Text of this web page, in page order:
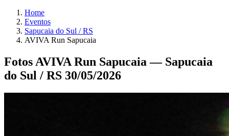
Home
Eventos
Sapucaia do Sul / RS
AVIVA Run Sapucaia
Fotos AVIVA Run Sapucaia — Sapucaia
do Sul / RS 30/05/2026